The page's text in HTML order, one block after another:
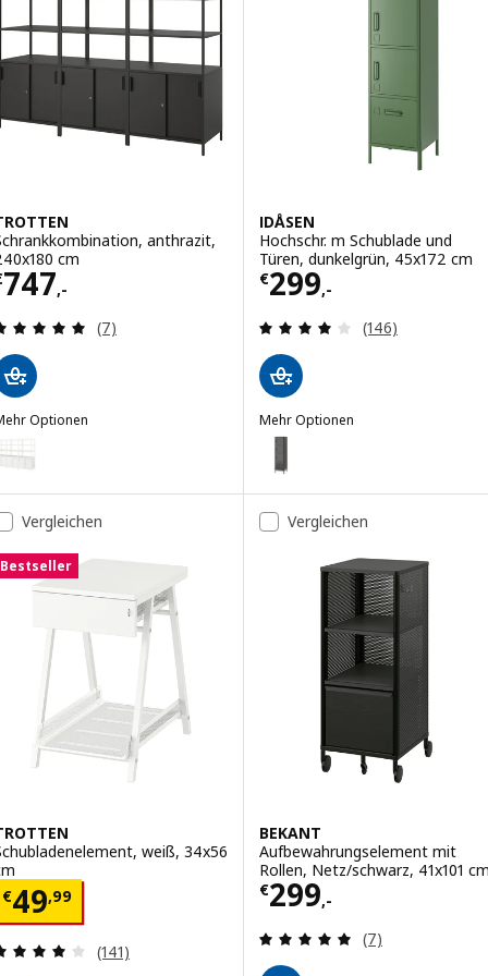
anthrazit,
cm
747,-€ 747,-
Überprüfung: 4.9 aus 5 sterne. Bewertungen
(7)
Optionen
TROTTEN, Schrankkombination, weiß, 240x180 cm
IDÅSEN
Hochschr. m Schublade und
Türen, dunkelgrün, 45x172 cm
€299,-
Preis € 299,-
Überprüfung:
(146)
Mehr Optionen
IDÅSEN
Vergleichen
Bestseller
weiß, 34x56
€49,99€ 49,99
Überprüfung: 4.1 aus 5 sterne. Bewertungen
(141)
Vergleichen
BEKANT
Aufbewahrungselement mit
Rollen, Netz/schwarz, 41x101
€299,-
Preis € 299,-
Überprüfung:
(7)